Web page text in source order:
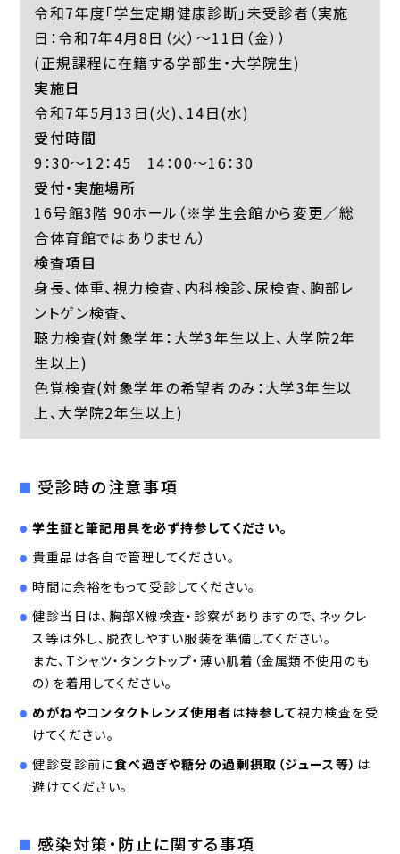
令和7年度「学生定期健康診断」未受診者（実施
日：令和7年4月8日（火）～11日（金））
(正規課程に在籍する学部生・大学院生)
実施日
令和7年5月13日(火)、14日(水)
受付時間
9：30～12：45 14：00～16：30
受付・実施場所
16号館3階 90ホール（※学生会館から変更／総
合体育館ではありません）
検査項目
身長、体重、視力検査、内科検診、尿検査、胸部レ
ントゲン検査、
聴力検査(対象学年：大学3年生以上、大学院2年
生以上)
色覚検査(対象学年の希望者のみ：大学3年生以
上、大学院2年生以上)
受診時の注意事項
学生証と筆記用具を必ず持参してください。
貴重品は各自で管理してください。
時間に余裕をもって受診してください。
健診当日は、胸部X線検査・診察がありますので、ネックレ
ス等は外し、脱衣しやすい服装を準備してください。
また、Tシャツ・タンクトップ・薄い肌着（金属類不使用のも
の）を着用してください。
めがねやコンタクトレンズ使用者 は持参して視力検査を受
けてください。
健診受診前に食べ過ぎや糖分の過剰摂取（ジュース等） は
避けてください。
感染対策・防止に関する事項